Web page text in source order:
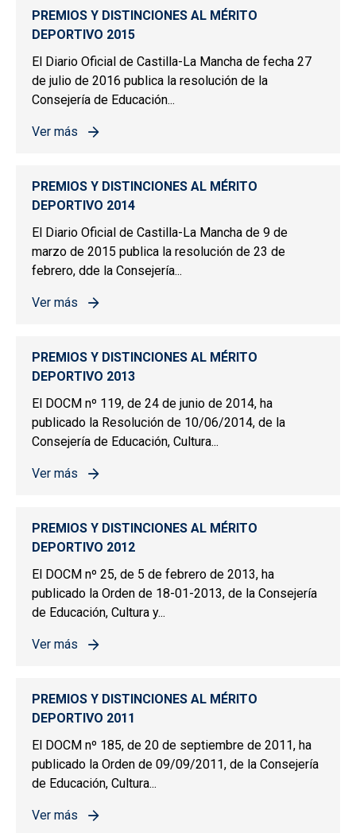
PREMIOS Y DISTINCIONES AL MÉRITO
DEPORTIVO 2015
El Diario Oficial de Castilla-La Mancha de fecha 27
de julio de 2016 publica la resolución de la
Consejería de Educación...
Ver más
sobre PREMIOS Y DISTINCIONES AL MÉRITO
PREMIOS Y DISTINCIONES AL MÉRITO
DEPORTIVO 2014
El Diario Oficial de Castilla-La Mancha de 9 de
marzo de 2015 publica la resolución de 23 de
febrero, dde la Consejería...
Ver más
sobre PREMIOS Y DISTINCIONES AL MÉRITO
PREMIOS Y DISTINCIONES AL MÉRITO
DEPORTIVO 2013
El DOCM nº 119, de 24 de junio de 2014, ha
publicado la Resolución de 10/06/2014, de la
Consejería de Educación, Cultura...
Ver más
sobre PREMIOS Y DISTINCIONES AL MÉRITO
PREMIOS Y DISTINCIONES AL MÉRITO
DEPORTIVO 2012
El DOCM nº 25, de 5 de febrero de 2013, ha
publicado la Orden de 18-01-2013, de la Consejería
de Educación, Cultura y...
Ver más
sobre PREMIOS Y DISTINCIONES AL MÉRITO
PREMIOS Y DISTINCIONES AL MÉRITO
DEPORTIVO 2011
El DOCM nº 185, de 20 de septiembre de 2011, ha
publicado la Orden de 09/09/2011, de la Consejería
de Educación, Cultura...
Ver más
sobre PREMIOS Y DISTINCIONES AL MÉRITO